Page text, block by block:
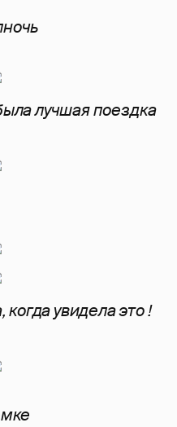
лучшая поездка
увидела это !